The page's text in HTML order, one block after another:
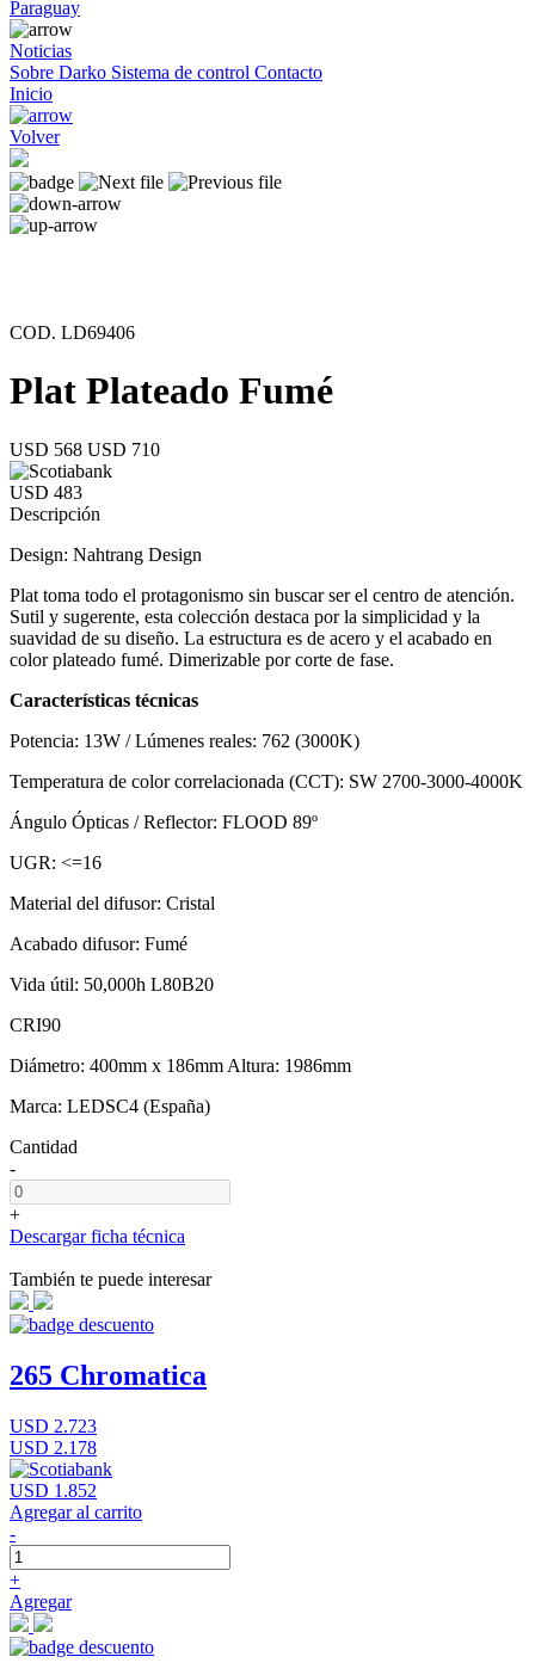
Paraguay
Noticias
Sobre Darko Sistema de control Contacto
Inicio
Volver
COD. LD69406
Plat Plateado Fumé
USD 568 USD 710
USD 483
Descripción
Design: Nahtrang Design
Plat toma todo el protagonismo sin buscar ser el centro de atención.
Sutil y sugerente, esta colección destaca por la simplicidad y la
suavidad de su diseño. La estructura es de acero y el acabado en
color plateado fumé. Dimerizable por corte de fase.
Características técnicas
Potencia: 13W / Lúmenes reales: 762 (3000K)
Temperatura de color correlacionada (CCT): SW 2700-3000-4000K
Ángulo Ópticas / Reflector: FLOOD 89º
UGR: <=16
Material del difusor: Cristal
Acabado difusor: Fumé
Vida útil: 50,000h L80B20
CRI90
Diámetro: 400mm x 186mm Altura: 1986mm
Marca: LEDSC4 (España)
Cantidad
-
+
Descargar ficha técnica
También te puede interesar
265 Chromatica
USD 2.723
USD 2.178
USD 1.852
Agregar al carrito
-
+
Agregar